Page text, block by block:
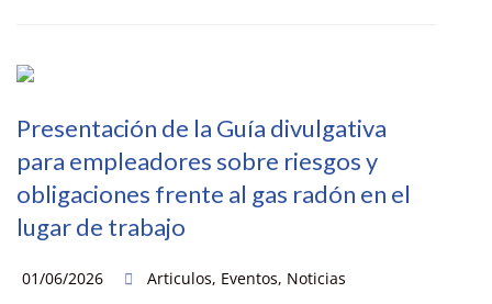
Presentación de la Guía divulgativa
para empleadores sobre riesgos y
obligaciones frente al gas radón en el
lugar de trabajo
01/06/2026 Articulos, Eventos, Noticias